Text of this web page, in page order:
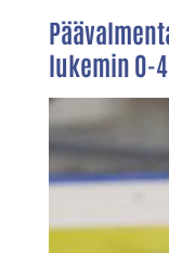
lukemin 0-4.